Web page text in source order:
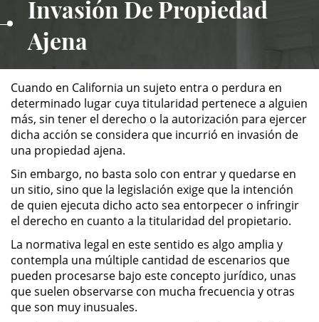
ALTERNATIVE SENTENCING
Military Diversion
Asalto y Agresión
Agresión Contra un Agente del
Orden Público
Asalto con Arma Mortal
Invasión De Propiedad
Ajena
Cuando en California un sujeto entra o perdura en
determinado lugar cuya titularidad pertenece a alguien
más, sin tener el derecho o la autorización para ejercer
dicha acción se considera que incurrió en invasión de
una propiedad ajena.
Sin embargo, no basta solo con entrar y quedarse en
un sitio, sino que la legislación exige que la intención
de quien ejecuta dicho acto sea entorpecer o infringir
el derecho en cuanto a la titularidad del propietario.
La normativa legal en este sentido es algo amplia y
contempla una múltiple cantidad de escenarios que
pueden procesarse bajo este concepto jurídico, unas
que suelen observarse con mucha frecuencia y otras
que son muy inusuales.